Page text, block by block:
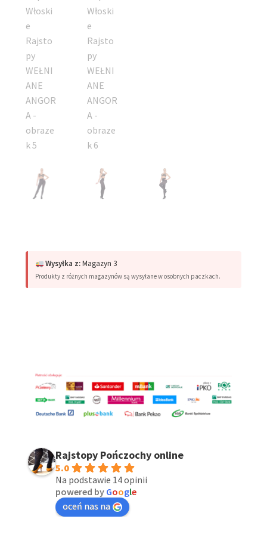
Wysyłka z:Magazyn 3
Produkty z różnych magazynów są wysyłane w osobnych paczkach.
Rajstopy Pończochy online
5.0
Na podstawie 14 opinii
powered by Google
oceń nas na